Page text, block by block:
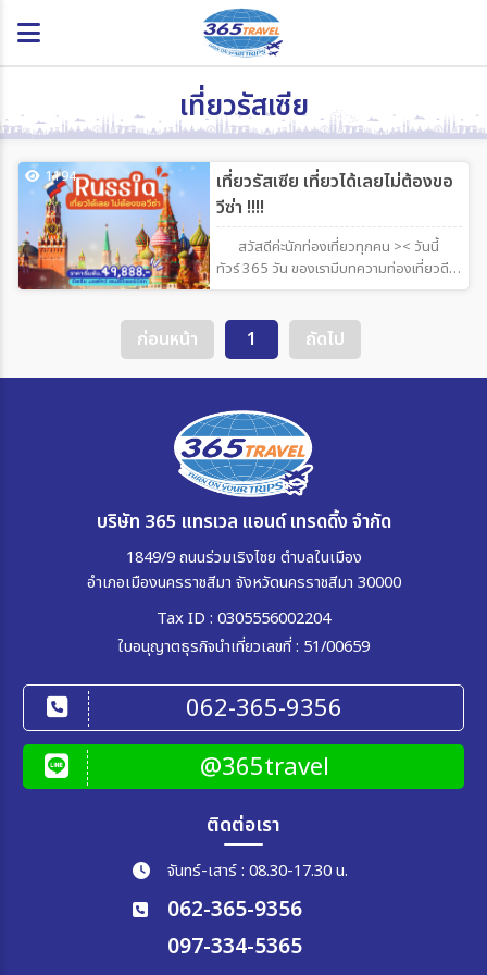
เที่ยวรัสเซีย
เที่ยวรัสเซีย เที่ยวได้เลยไม่ต้องขอ
วีซ่า !!!!
1194
สวัสดีค่ะนักท่องเที่ยวทุกคน >< วันนี้
ทัวร์ 365 วัน ของเรามีบทความท่องเที่ยวดีๆ
มาฝากกันอีกแล้ว วันนี้เราจะไปเที่ยวรัสเซียกัน
คนเปิดหูเปิดตาไปเที่ยวรัสเซียด้วยกันสักครั้ง
พบกับความงามอันหลากลายสถาปัตยกรรม
เลื่องชื่อแปลกตา และประวัติศาสตร์ที่มีมา
ของจริง แถมยังเที่ยวได้เลยไม่ต้องขอวีซ่า
อย่ามัวแต่คิดมาก ป่ะ ! ไปเที่ยวกันค่ะ !
ก่อนหน้า 1 ถัดไป
บริษัท 365 แทรเวล แอนด์ เทรดดิ้ง จำกัด
1849/9 ถนนร่วมเริงไชย ตำบลในเมือง
อำเภอเมืองนครราชสีมา จังหวัดนครราชสีมา 30000
Tax ID : 0305556002204
ใบอนุญาตธุรกิจนำเที่ยวเลขที่ : 51/00659
062-365-9356
@365travel
ติดต่อเรา
จันทร์-เสาร์ : 08.30-17.30 น.
062-365-9356
097-334-5365